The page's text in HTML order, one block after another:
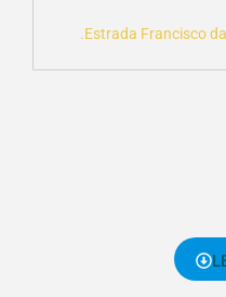
.Estrada Francisco